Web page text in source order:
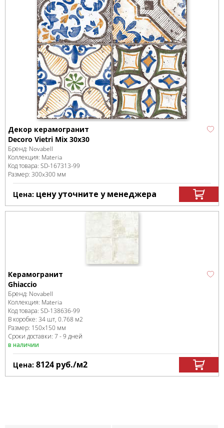
Декор керамогранит
Decoro Vietri Mix 30x30
Бренд: Novabell
Коллекция: Materia
Код товара: SD-167313-99
Размер: 300x300 мм
Цена: цену уточните у менеджера
Керамогранит
Ghiaccio
Бренд: Novabell
Коллекция: Materia
Код товара: SD-138636-99
В коробке: 34 шт, 0.768 м2
Размер: 150x150 мм
Сроки доставки: 7 - 9 дней
в наличии
Цена: 8124 руб./м2